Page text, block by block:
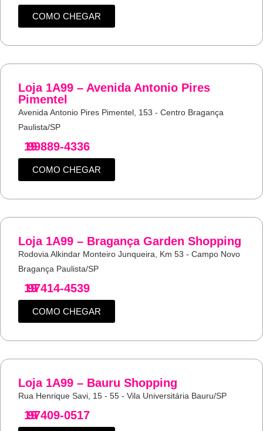
COMO CHEGAR
Loja 1A99 – Avenida Antonio Pires
Pimentel
Avenida Antonio Pires Pimentel, 153 - Centro Bragança
Paulista/SP
19
99889-4336
COMO CHEGAR
Loja 1A99 – Bragança Garden Shopping
Rodovia Alkindar Monteiro Junqueira, Km 53 - Campo Novo
Bragança Paulista/SP
19
97414-4539
COMO CHEGAR
Loja 1A99 – Bauru Shopping
Rua Henrique Savi, 15 - 55 - Vila Universitária Bauru/SP
19
97409-0517